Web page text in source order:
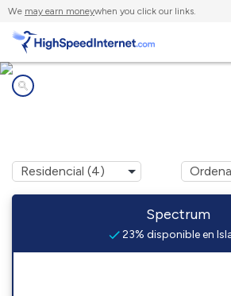
We may earn moneywhen you click our links.
Spectrum
23% disponible en